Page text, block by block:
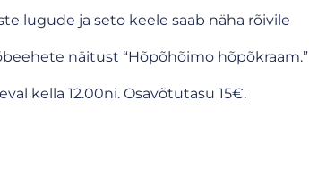
lugude ja seto keele saab näha rõivile
näitust “Hõpõhõimo hõpõkraam.”
kella 12.00ni. Osavõtutasu 15€.